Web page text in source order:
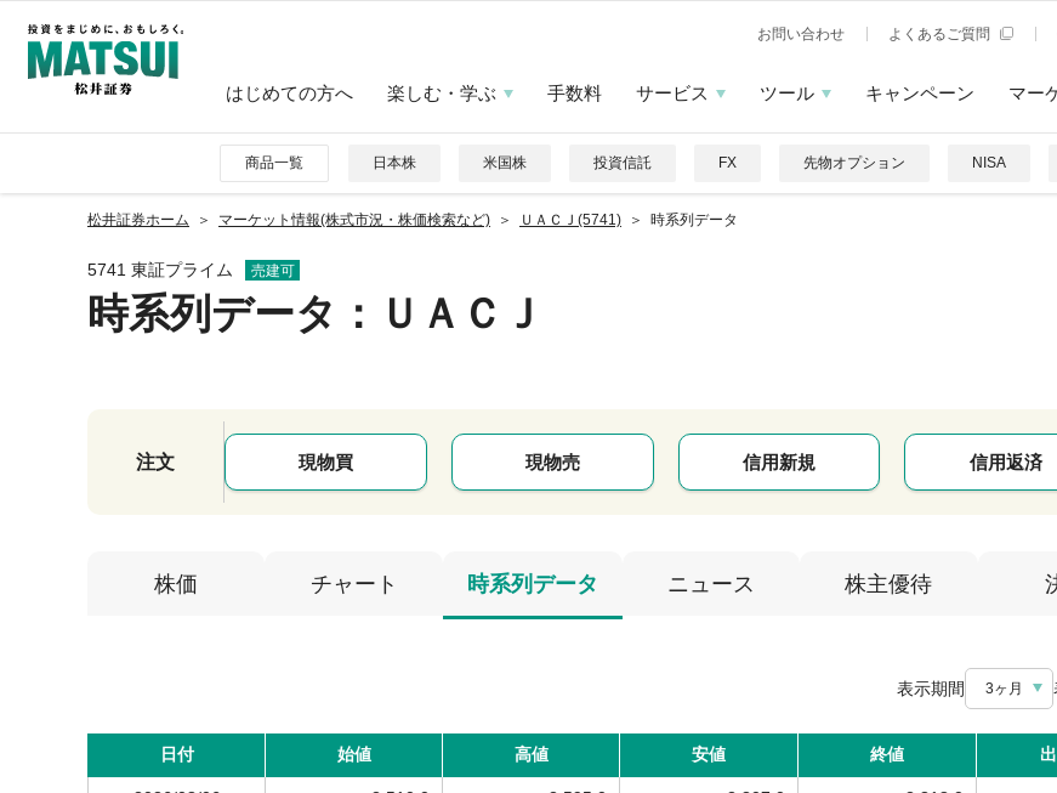
お問い合わせ よくあるご質問
はじめての方へ 楽しむ・学ぶ 手数料 サービス ツール キャンペーン マー
商品一覧 日本株 米国株 投資信託 FX 先物オプション NISA
松井証券ホーム マーケット情報(株式市況・株価検索など) ＵＡＣＪ(5741) 時系列データ
5741 東証プライム 売建可
時系列データ ：ＵＡＣＪ
注文 現物買 現物売 信用新規 信用返済
株価 チャート 時系列データ ニュース 株主優待
表示期間 3ヶ月
日付 始値 高値 安値 終値